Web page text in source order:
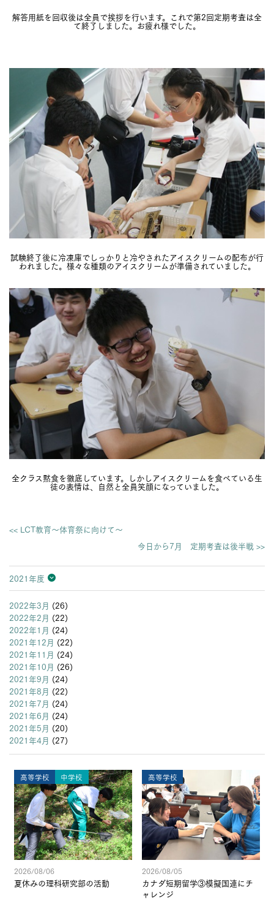
解答用紙を回収後は全員で挨拶を行います。これで第2回定期考査は全
て終了しました。お疲れ様でした。
試験終了後に冷凍庫でしっかりと冷やされたアイスクリームの配布が行
われました。様々な種類のアイスクリームが準備されていました。
全クラス黙食を徹底しています。しかしアイスクリームを食べている生
徒の表情は、自然と全員笑顔になっていました。
<< LCT教育～体育祭に向けて～
今日から7月 定期考査は後半戦 >>
2021年度
2026年度
2025年度
2024年度
2023年度
2022年度
2021年度
2020年度
2019年度
2018年度
2017年度
2016年度
2015年度
2014年度
2013年度
2022年3月 (26)
2022年2月 (22)
2022年1月 (24)
2021年12月 (22)
2021年11月 (24)
2021年10月 (26)
2021年9月 (24)
2021年8月 (22)
2021年7月 (24)
2021年6月 (24)
2021年5月 (20)
2021年4月 (27)
高等学校 中学校
2026/08/06
夏休みの理科研究部の活動
高等学校
2026/08/05
カナダ短期留学③模擬国連にチ
ャレンジ